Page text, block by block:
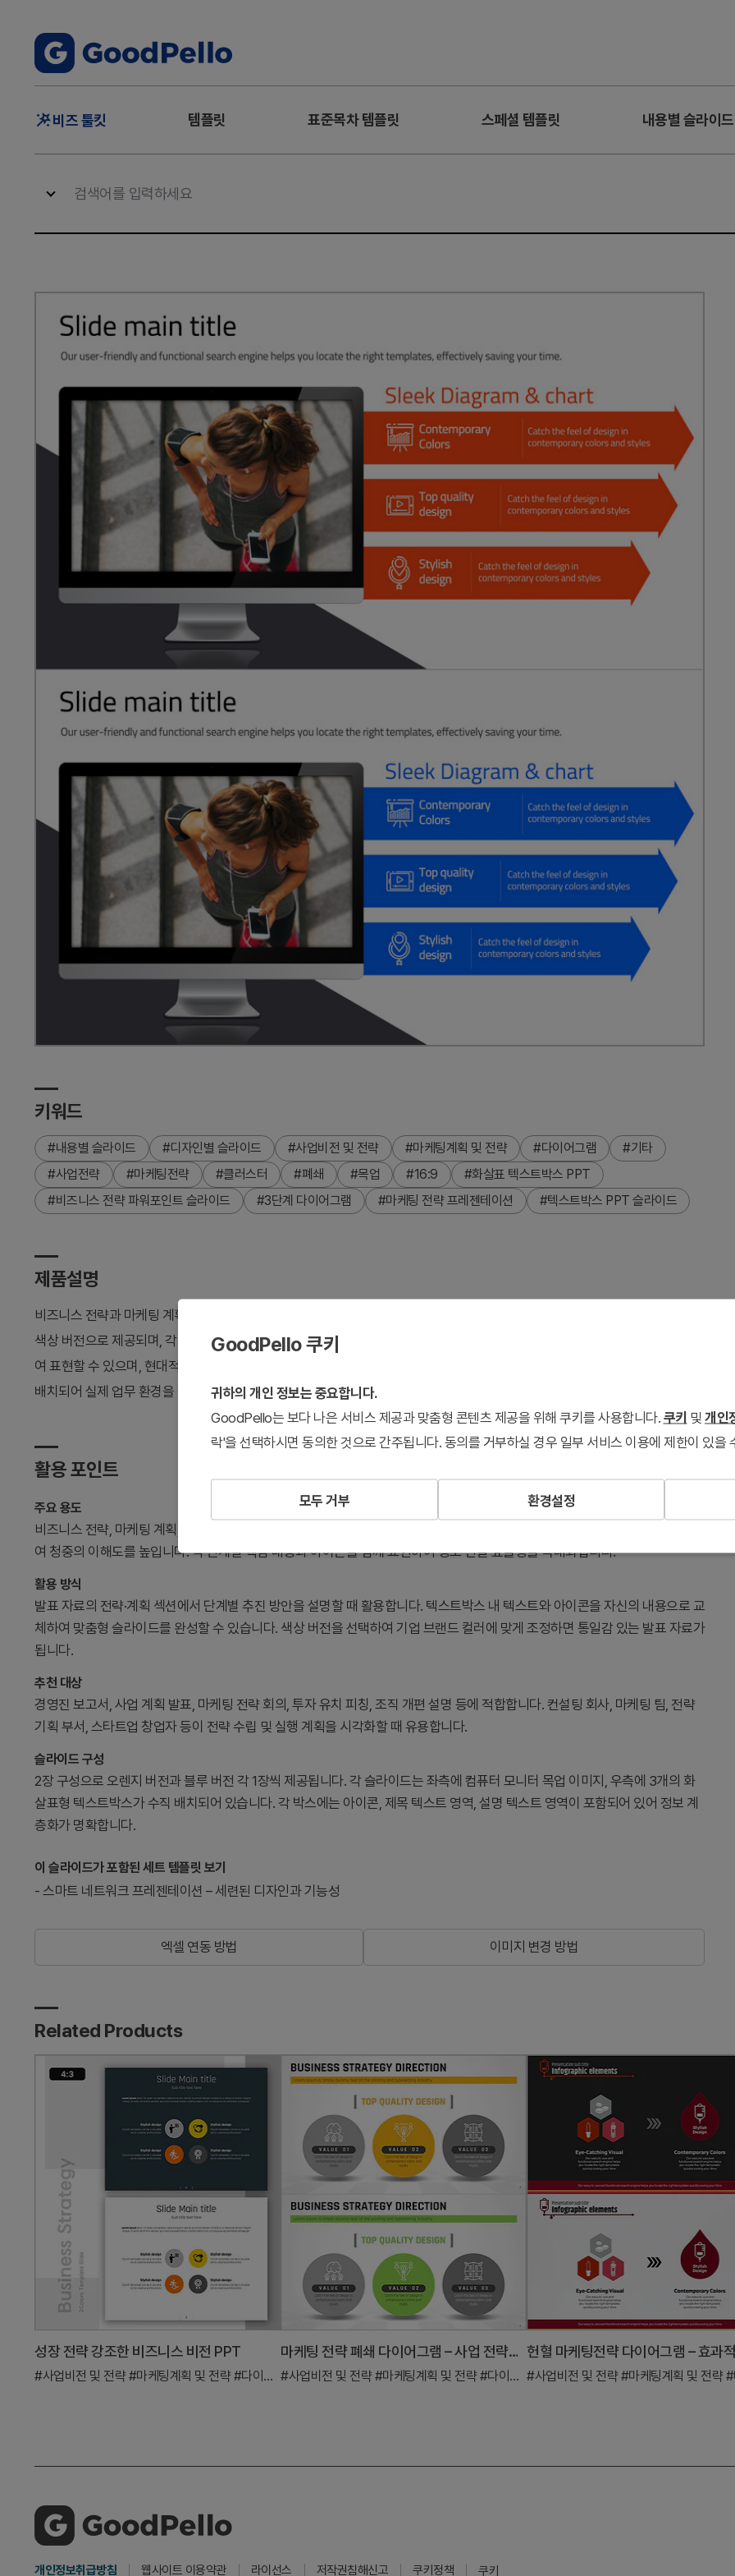
주
뉴
비즈 툴킷 템플릿 표준목차 템플릿 스페셜 템플릿 내용별 슬라이드
키워드
#내용별 슬라이드 #디자인별 슬라이드 #사업비전 및 전략 #마케팅계획 및 전략 #다이어그램
#기타
#사업전략
#마케팅전략 #클러스터 #폐쇄 #목업 #16:9
#화살표 텍스트박스 PPT
#비즈니스 전략 파워포인트 슬라이드
#3단계 다이어그램 #마케팅 전략 프레젠테이션 #텍스트박스 PPT 슬라이드
제품설명
비즈니스 전략과 마케팅 계획을 시각적으로 표현하는 화살표형 텍스트박스 파워포인트 슬라이드입니다. 오렌지와 블루 두 가지
색상 버전으로 제공되며, 각 화살표 박스에는 아이콘과 텍스트 영역이 포함되어 있습니다. 3단계 단계별 전략을 명확하게 구분하
여 표현할 수 있으며, 현대적인 색상 조합으로 발표 자료의 시각적 임팩트를 높입니다. 슬라이드 배경에는 컴퓨터 모니터 목업이
배치되어 실제 업무 환경을 연상시키는 구성입니다. 16:9 와이드 포맷으로 제작되었으며 즉시 편집 가능합니다.
활용 포인트
주요 용도
비즈니스 전략, 마케팅 계획, 사업 비전 등을 단계별로 설명할 때 사용합니다. 화살표 형태의 텍스트박스가 순차적 흐름을 강조하
여 청중의 이해도를 높입니다. 각 단계별 핵심 내용과 아이콘을 함께 표현하여 정보 전달 효율성을 극대화합니다.
활용 방식
발표 자료의 전략·계획 섹션에서 단계별 추진 방안을 설명할 때 활용합니다. 텍스트박스 내 텍스트와 아이콘을 자신의 내용으로 교
체하여 맞춤형 슬라이드를 완성할 수 있습니다. 색상 버전을 선택하여 기업 브랜드 컬러에 맞게 조정하면 통일감 있는 발표 자료가
됩니다.
추천 대상
경영진 보고서, 사업 계획 발표, 마케팅 전략 회의, 투자 유치 피칭, 조직 개편 설명 등에 적합합니다. 컨설팅 회사, 마케팅 팀, 전략
기획 부서, 스타트업 창업자 등이 전략 수립 및 실행 계획을 시각화할 때 유용합니다.
슬라이드 구성
2장 구성으로 오렌지 버전과 블루 버전 각 1장씩 제공됩니다. 각 슬라이드는 좌측에 컴퓨터 모니터 목업 이미지, 우측에 3개의 화
살표형 텍스트박스가 수직 배치되어 있습니다. 각 박스에는 아이콘, 제목 텍스트 영역, 설명 텍스트 영역이 포함되어 있어 정보 계
층화가 명확합니다.
이 슬라이드가 포함된 세트 템플릿 보기
- 스마트 네트워크 프레젠테이션 – 세련된 디자인과 기능성
엑셀 연동 방법 이미지 변경 방법
Related Products
성장 전략 강조한 비즈니스 비전 PPT
#사업비전 및 전략 #마케팅계획 및 전략 #다이어그램
마케팅 전략 폐쇄 다이어그램 – 사업 전략의 결정판
#사업비전 및 전략 #마케팅계획 및 전략 #다이어그램 #사업비전 및 전략 #마케팅계획 및 전략 #
개인정보취급방침 웹사이트 이용약관 라이선스 저작권침해신고 쿠키정책 쿠키
GoodPello 쿠키
귀하의 개인 정보는 중요합니다.
GoodPello는 보다 나은 서비스 제공과 맞춤형 콘텐츠 제공을 위해 쿠키를 사용합니다. 쿠키 및 개인
락'을 선택하시면 동의한 것으로 간주됩니다. 동의를 거부하실 경우 일부 서비스 이용에 제한이 있을
모두 거부 환경설정